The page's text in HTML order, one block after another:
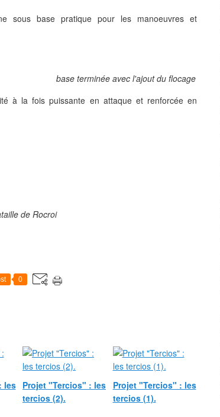
sous base pratique pour les manoeuvres et
base terminée avec l'ajout du flocage
à la fois puissante en attaque et renforcée en
de Rocroi
0
les
Projet "Tercios" : les
tercios (2).
Projet "Tercios" : les
tercios (1).